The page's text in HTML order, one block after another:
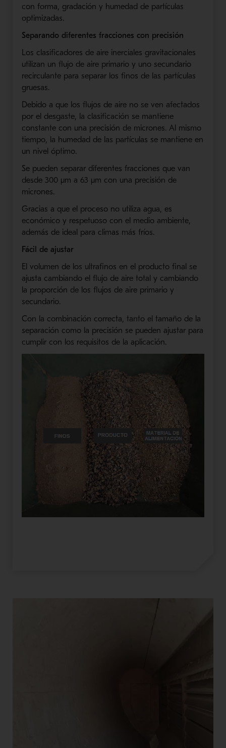
con forma, gradación y humedad de partículas
optimizadas.
Separando diferentes fracciones con precisión
Los clasificadores de aire inerciales gravitacionales
utilizan un flujo de aire primario y uno secundario
recirculante para separar los finos de las partículas
gruesas.
Debido a que los flujos de aire no se ven afectados
por el desgaste, la clasificación se mantiene
constante con una precisión de micrones. Al mismo
tiempo, la humedad de las partículas se mantiene en
un nivel óptimo.
Se pueden separar diferentes fracciones que van
desde 300 μm a 63 μm con una precisión de
micrones.
Gracias a que el proceso no utiliza agua, es
económico y respetuoso con el medio ambiente,
además de ideal para climas más fríos.
Fácil de ajustar
El volumen de los ultrafinos en el producto final se
ajusta cambiando el flujo de aire total y cambiando
la proporción de los flujos de aire primario y
secundario.
Con la combinación correcta, tanto el tamaño de la
separación como la precisión se pueden ajustar para
cumplir con los requisitos de la aplicación.